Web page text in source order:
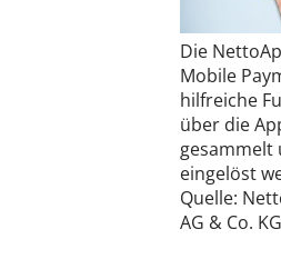
Die
Mobile
hilfreiche
über die
gesammelt
eingelöst
Quelle:
AG & Co. KG